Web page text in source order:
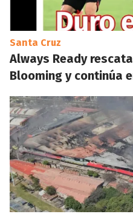
Santa Cruz
Always Ready
Blooming y continúa